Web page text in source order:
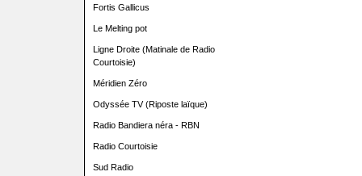
Fortis Gallicus
Le Melting pot
Ligne Droite (Matinale de Radio
Courtoisie)
Méridien Zéro
Odyssée TV (Riposte laïque)
Radio Bandiera néra - RBN
Radio Courtoisie
Sud Radio